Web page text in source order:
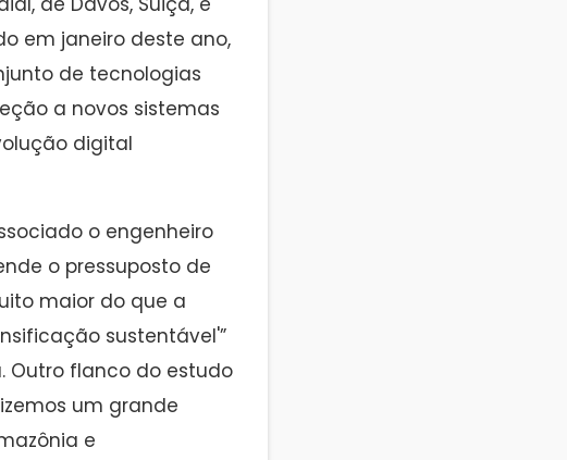
em janeiro deste ano,
de tecnologias
a novos sistemas
digital
o engenheiro
o pressuposto de
maior do que a
sustentável'”
Outro flanco do estudo
um grande
e